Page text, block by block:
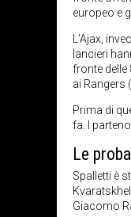
europeo e
L’Ajax,
lancieri
fronte delle
ai Rangers
Prima di
fa. I
Le
Spalletti è
Giacomo